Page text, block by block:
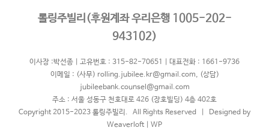
롤링주빌리(후원계좌 우리은행 1005-202-
943102)
이사장 :박선종 | 고유번호 : 315-82-70651 | 대표전화 : 1661-9736
이메일 : (사무) rolling.jubilee.kr@gmail.com, (상담)
jubileebank.counsel@gmail.com
주소 : 서울 성동구 천호대로 426 (장호빌딩) 4층 402호
Copyright 2015-2023 롤링주빌리. All Rights Reserved | Designed by
Weaverloft
WP